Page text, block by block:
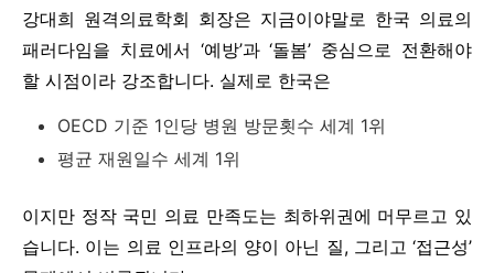
강대희 원격의료학회 회장은 지금이야말로 한국 의료의
패러다임을 치료에서 ‘예방’과 ‘돌봄’ 중심으로 전환해야
할 시점이라 강조합니다. 실제로 한국은
OECD 기준 1인당 병원 방문횟수 세계 1위
평균 재원일수 세계 1위
이지만 정작 국민 의료 만족도는 최하위권에 머무르고 있
습니다. 이는 의료 인프라의 양이 아닌 질, 그리고 ‘접근성’